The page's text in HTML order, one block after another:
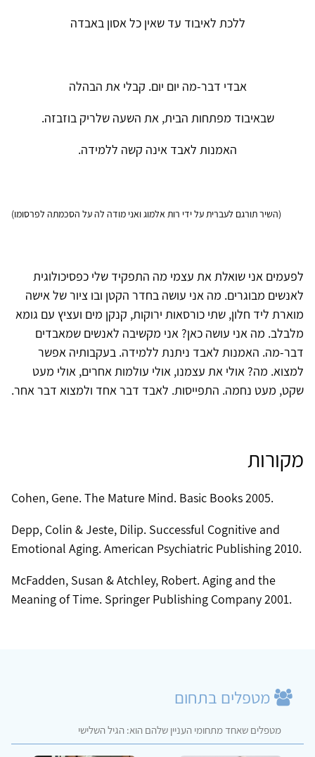
ללכת לאיבוד עד שאין כל אסון באבדה
אבדי דבר-מה יום יום. קבלי את הבהלה
שבאיבוד מפתחות הבית, את השעה שלריק בוזבזה.
האמנות לאבד אינה קשה ללמידה.
(השיר תורגם לעברית על ידי רות אלמוג ואני מודה לה על הסכמתה לפרסומו)
לפעמים אני שואלת את עצמי מה התפקיד שלי כפסיכולוגית
לאנשים מבוגרים. מה אני עושה בחדר הקטן ובו ציור של אישה
מוארת ליד חלון, שתי כורסאות ירוקות, קנקן מים ועציץ עם גומא
מלבלב. מה אני עושה כאן? אני מקשיבה לאנשים שמאבדים
דבר-מה. האמנות לאבד ניתנת ללמידה. בעקבותיה אפשר
למצוא. מה? אולי את עצמנו, אולי עולמות אחרים, אולי מעט
שקט, מעט נחמה. התפייסות. לאבד דבר אחד ולמצוא דבר אחר.
מקורות
Cohen, Gene. The Mature Mind. Basic Books 2005.
Depp, Colin & Jeste, Dilip. Successful Cognitive and
Emotional Aging. American Psychiatric Publishing 2010.
McFadden, Susan & Atchley, Robert. Aging and the
Meaning of Time. Springer Publishing Company 2001.
מטפלים בתחום
מטפלים שאחד מתחומי העניין שלהם הוא: הגיל השלישי